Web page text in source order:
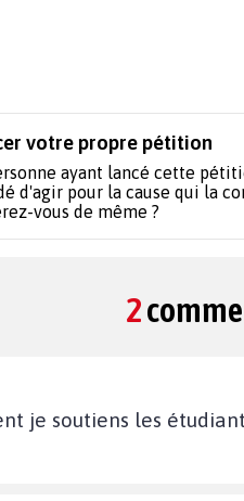
votre propre pétition
ayant lancé cette
d'agir pour la cause qui la
vous de même ?
2
je soutiens les